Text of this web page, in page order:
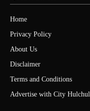
Home
Privacy Policy
About Us
Disclaimer
Terms and Conditions
Advertise with City Hulchul